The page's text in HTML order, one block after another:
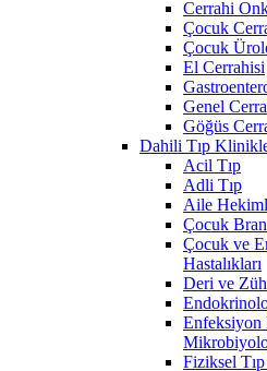
Cerrahi
Çocuk
Çocuk
El Cerrahisi
Genel
Göğüs
Dahili Tıp
Acil Tıp
Adli Tıp
Aile
Çocuk
Çocuk ve
Hastalıkları
Deri ve
Enfeksiyon
Fiziksel